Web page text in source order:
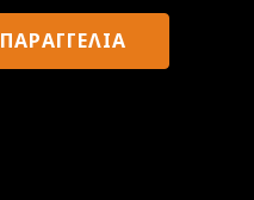
ΠΑΡΑΓΓΕΛΙΑ